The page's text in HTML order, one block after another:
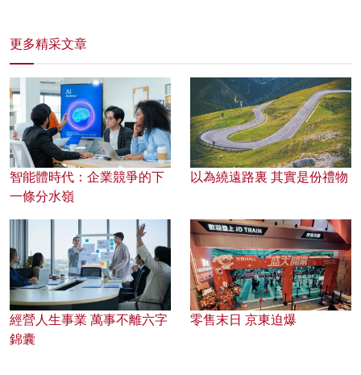
更多精采文章
智能體時代：企業競爭的下
一條分水嶺
以為繞遠路裏 其實是份禮物
經營人生事業 萬事不離六字
錦囊
零售末日 京東迫爆